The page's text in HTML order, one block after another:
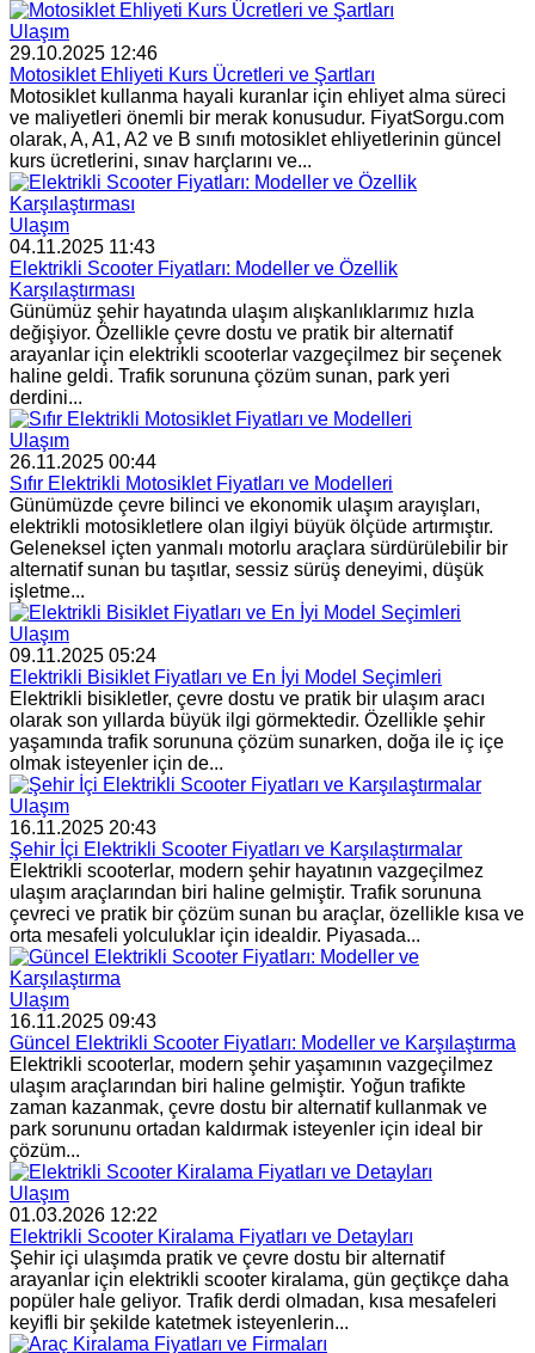
Ulaşım
29.10.2025 12:46
Motosiklet Ehliyeti Kurs Ücretleri ve Şartları
Motosiklet kullanma hayali kuranlar için ehliyet alma süreci
ve maliyetleri önemli bir merak konusudur. FiyatSorgu.com
olarak, A, A1, A2 ve B sınıfı motosiklet ehliyetlerinin güncel
kurs ücretlerini, sınav harçlarını ve...
Ulaşım
04.11.2025 11:43
Elektrikli Scooter Fiyatları: Modeller ve Özellik
Karşılaştırması
Günümüz şehir hayatında ulaşım alışkanlıklarımız hızla
değişiyor. Özellikle çevre dostu ve pratik bir alternatif
arayanlar için elektrikli scooterlar vazgeçilmez bir seçenek
haline geldi. Trafik sorununa çözüm sunan, park yeri
derdini...
Ulaşım
26.11.2025 00:44
Sıfır Elektrikli Motosiklet Fiyatları ve Modelleri
Günümüzde çevre bilinci ve ekonomik ulaşım arayışları,
elektrikli motosikletlere olan ilgiyi büyük ölçüde artırmıştır.
Geleneksel içten yanmalı motorlu araçlara sürdürülebilir bir
alternatif sunan bu taşıtlar, sessiz sürüş deneyimi, düşük
işletme...
Ulaşım
09.11.2025 05:24
Elektrikli Bisiklet Fiyatları ve En İyi Model Seçimleri
Elektrikli bisikletler, çevre dostu ve pratik bir ulaşım aracı
olarak son yıllarda büyük ilgi görmektedir. Özellikle şehir
yaşamında trafik sorununa çözüm sunarken, doğa ile iç içe
olmak isteyenler için de...
Ulaşım
16.11.2025 20:43
Şehir İçi Elektrikli Scooter Fiyatları ve Karşılaştırmalar
Elektrikli scooterlar, modern şehir hayatının vazgeçilmez
ulaşım araçlarından biri haline gelmiştir. Trafik sorununa
çevreci ve pratik bir çözüm sunan bu araçlar, özellikle kısa ve
orta mesafeli yolculuklar için idealdir. Piyasada...
Ulaşım
16.11.2025 09:43
Güncel Elektrikli Scooter Fiyatları: Modeller ve Karşılaştırma
Elektrikli scooterlar, modern şehir yaşamının vazgeçilmez
ulaşım araçlarından biri haline gelmiştir. Yoğun trafikte
zaman kazanmak, çevre dostu bir alternatif kullanmak ve
park sorununu ortadan kaldırmak isteyenler için ideal bir
çözüm...
Ulaşım
01.03.2026 12:22
Elektrikli Scooter Kiralama Fiyatları ve Detayları
Şehir içi ulaşımda pratik ve çevre dostu bir alternatif
arayanlar için elektrikli scooter kiralama, gün geçtikçe daha
popüler hale geliyor. Trafik derdi olmadan, kısa mesafeleri
keyifli bir şekilde katetmek isteyenlerin...